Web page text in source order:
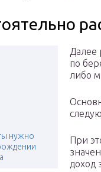
нужно
Далее
по
либо
При
доход